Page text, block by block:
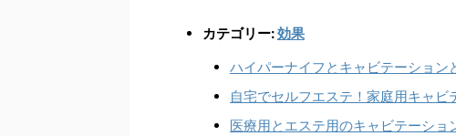
カテゴリー:効果
ハイパーナイフとキャビテーション
自宅でセルフエステ！家庭用キャビ
医療用とエステ用のキャビテーショ